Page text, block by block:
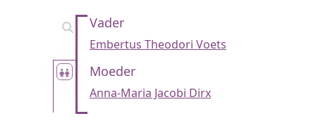
Vader
Embertus Theodori Voets
Moeder
Anna-Maria Jacobi Dirx